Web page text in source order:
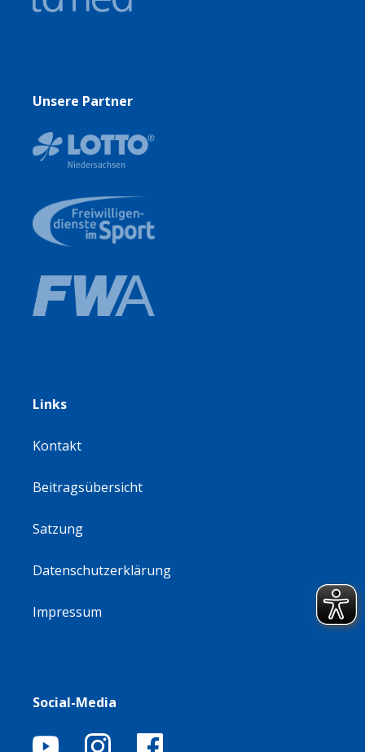
Unsere Partner
Links
Kontakt
Beitragsübersicht
Satzung
Datenschutzerklärung
Impressum
Social-Media